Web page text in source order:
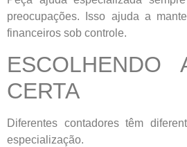
preocupações. Isso ajuda a
financeiros sob controle.
ESCOLHENDO
CERTA
Diferentes contadores têm
especialização.